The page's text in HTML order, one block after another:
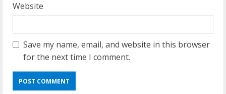
Website
Save my name, email, and website in this browser
for the next time I comment.